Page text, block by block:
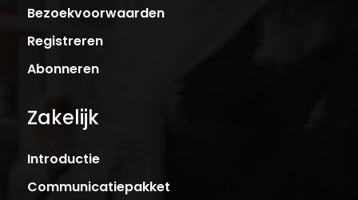
Bezoekvoorwaarden
Registreren
Abonneren
Zakelijk
Introductie
Communicatiepakket